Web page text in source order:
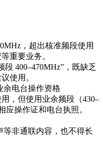
，超出核准频段使用
重要业务。
400–470MHz”，既缺乏
使用。
余电台操作资格
，但使用业余频段（430–
应操作证和电台执照。
非通联内容，也不得长